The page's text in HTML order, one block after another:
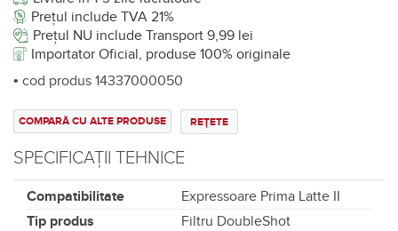
Prețul include TVA 21%
Prețul NU include Transport 9,99 lei
Importator Oficial, produse 100% originale
• cod produs 14337000050
REȚETE
COMPARĂ CU ALTE PRODUSE
SPECIFICAȚII TEHNICE
Compatibilitate
Expressoare Prima Latte II
Tip produs
Filtru DoubleShot